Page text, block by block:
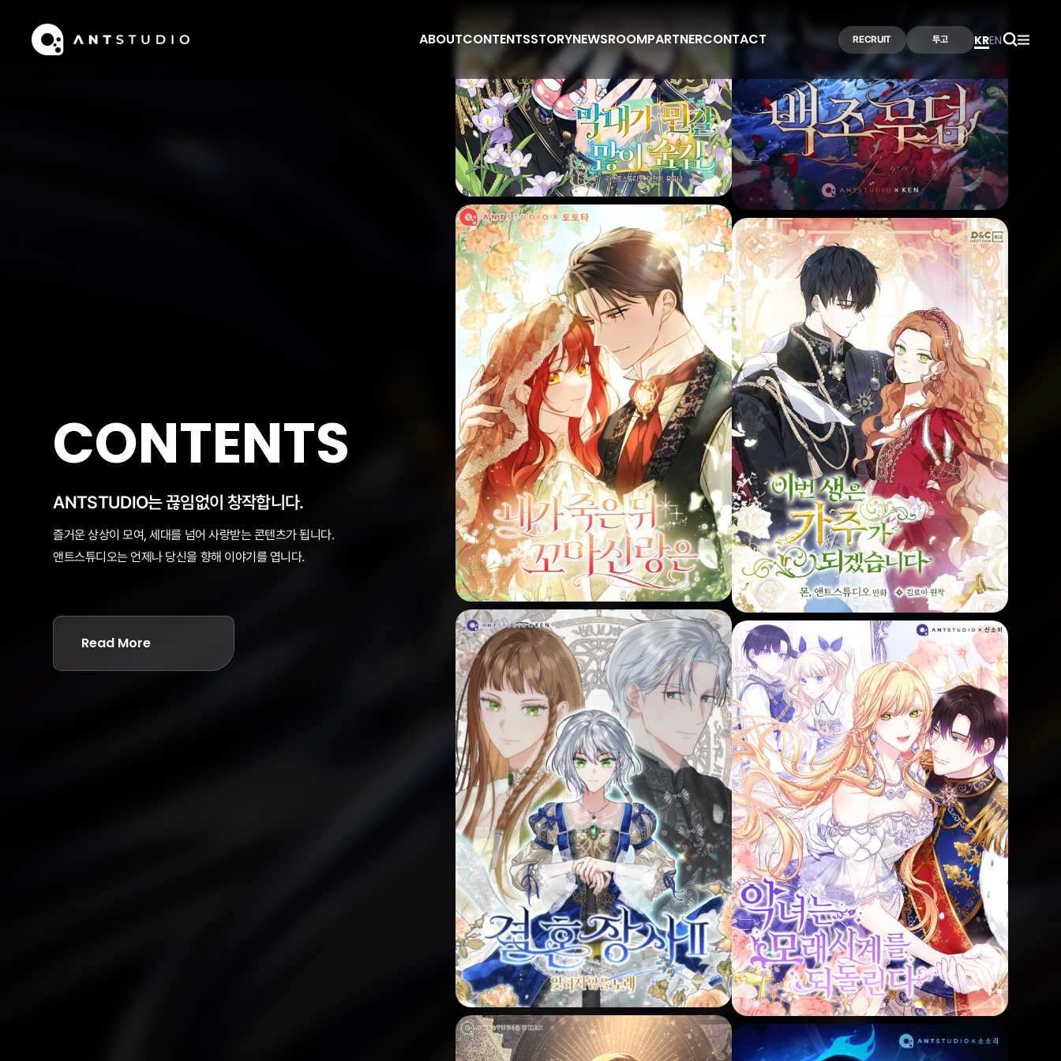
ABOUTCONTENTSSTORYNEWSROOMPARTNERCONTACT RECRUIT 투고 KREN
CONTENTS
ANTSTUDIO는 끊임없이 창작합니다.
즐거운 상상이 모여, 세대를 넘어 사랑받는 콘텐츠가 됩니다.
앤트스튜디오는 언제나 당신을 향해 이야기를 엽니다.